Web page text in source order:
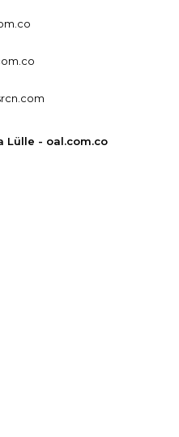
Lülle - oal.com.co